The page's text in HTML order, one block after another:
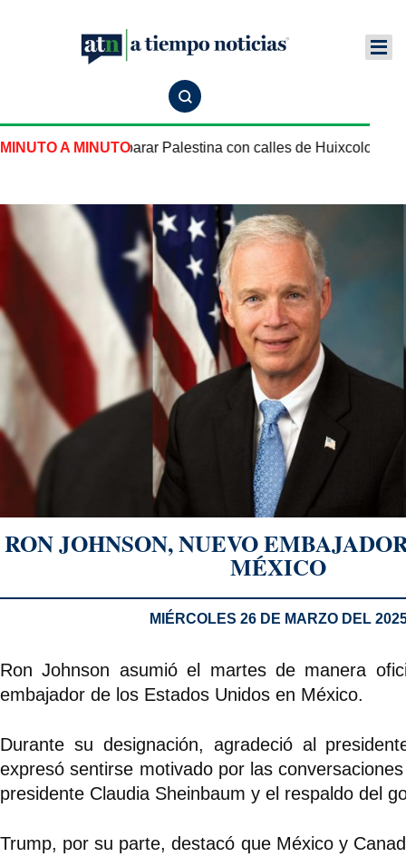
MINUTO A MINUTO
por comparar Palestina con calles de Huixcolotla
RON JOHNSON, NUEVO
MÉXICO
MIÉRCOLES 26 DE MARZO DEL
Ron Johnson asumió el martes de manera
embajador de los Estados Unidos en México.
Durante su designación, agradeció al
expresó sentirse motivado por las
presidente Claudia Sheinbaum y el respaldo del
Trump, por su parte, destacó que México y